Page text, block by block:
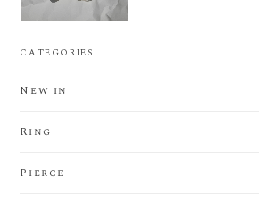
CATEGORIES
New in
Ring
Pierce